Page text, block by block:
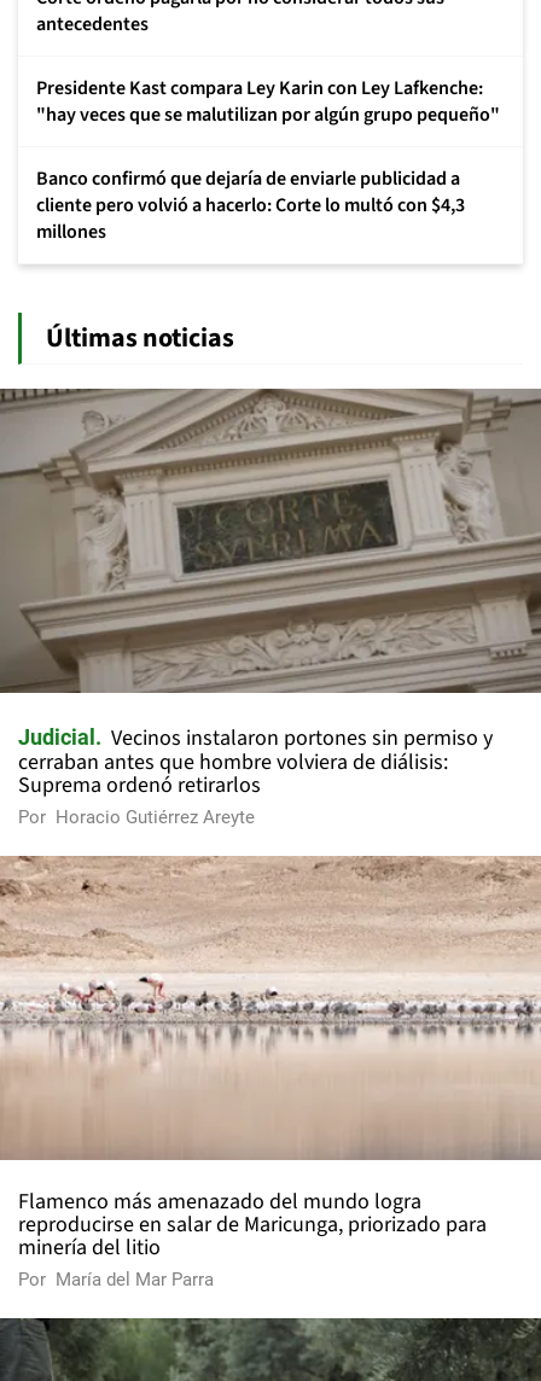
antecedentes
Presidente Kast compara Ley Karin con Ley Lafkenche:
"hay veces que se malutilizan por algún grupo pequeño"
Banco confirmó que dejaría de enviarle publicidad a
cliente pero volvió a hacerlo: Corte lo multó con $4,3
millones
Últimas noticias
Judicial
Vecinos instalaron portones sin permiso y
cerraban antes que hombre volviera de diálisis:
Suprema ordenó retirarlos
Por Horacio Gutiérrez Areyte
Flamenco más amenazado del mundo logra
reproducirse en salar de Maricunga, priorizado para
minería del litio
Por María del Mar Parra